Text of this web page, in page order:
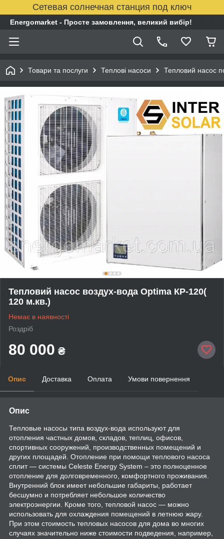
Сетевая солнечная станция под ключ
Energomarket - Просте замовлення, великий вибір!
Товари та послуги Теплові насоси Тепловий насос
Тепловий насос воздух-вода Optima КР-120(
120 м.кв.)
Немає в наявності
Роздріб
80 000 ₴
Опис Доставка Оплата Умови повернення
Опис
Тепловые насосы типа воздух-вода используют для
отопления частных домов, складов, теплиц, офисов,
спортивных сооружений, производственных помещений и
других площадей. Отопление при помощи теплового насоса
сплит — системы Celeste Energy System – это полноценное
отопление для долговременного, комфортного проживания.
Внутренний блок имеет небольшие габариты, работает
бесшумно и потребляет небольшое количество
электроэнергии. Кроме того, тепловой насос — можно
использовать для охлаждения помещений в летнюю жару.
При этом стоимость тепловых насосов для дома во многих
случаях значительно ниже стоимости подведения, например,